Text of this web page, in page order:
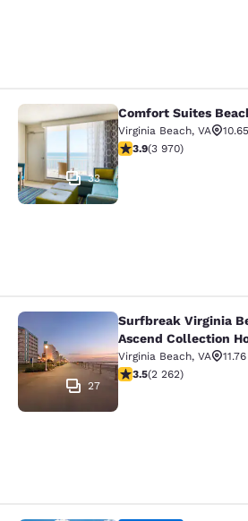
Comfort Suites
33
Comfort Suites
Virginia Beach, VA
3.92 étoiles. Bien. 3970
3.9(3 970)
Surfbreak Virginia
27
Surfbreak Virginia
Ascend Collection
Virginia Beach, VA
3.53 étoiles. Bien. 2262
3.5(2 262)